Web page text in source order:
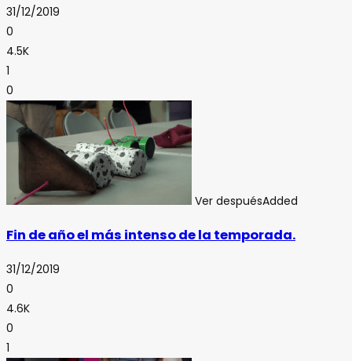
31/12/2019
0
4.5K
1
0
Ver despuésAdded
Fin de año el más intenso de la temporada.
31/12/2019
0
4.6K
0
1